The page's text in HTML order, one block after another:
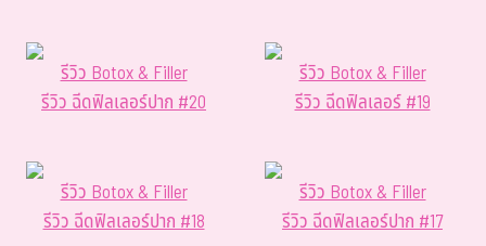
รีวิว Botox & Filler
รีวิว ฉีดฟิลเลอร์ปาก #20
รีวิว Botox & Filler
รีวิว ฉีดฟิลเลอร์ #19
รีวิว Botox & Filler
รีวิว ฉีดฟิลเลอร์ปาก #18
รีวิว Botox & Filler
รีวิว ฉีดฟิลเลอร์ปาก #17